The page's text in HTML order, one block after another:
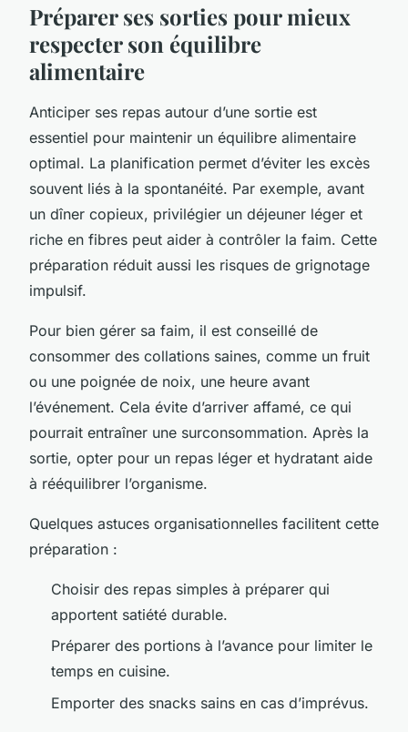
Préparer ses sorties pour mieux
respecter son équilibre
alimentaire
Anticiper ses repas autour d’une sortie est
essentiel pour maintenir un équilibre alimentaire
optimal. La planification permet d’éviter les excès
souvent liés à la spontanéité. Par exemple, avant
un dîner copieux, privilégier un déjeuner léger et
riche en fibres peut aider à contrôler la faim. Cette
préparation réduit aussi les risques de grignotage
impulsif.
Pour bien gérer sa faim, il est conseillé de
consommer des collations saines, comme un fruit
ou une poignée de noix, une heure avant
l’événement. Cela évite d’arriver affamé, ce qui
pourrait entraîner une surconsommation. Après la
sortie, opter pour un repas léger et hydratant aide
à rééquilibrer l’organisme.
Quelques astuces organisationnelles facilitent cette
préparation :
Choisir des repas simples à préparer qui
apportent satiété durable.
Préparer des portions à l’avance pour limiter le
temps en cuisine.
Emporter des snacks sains en cas d’imprévus.